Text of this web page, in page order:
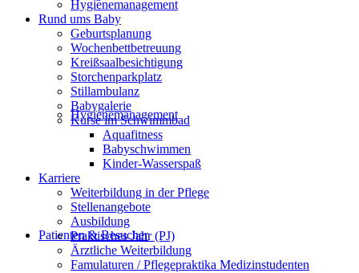
Hygienemanagement
Patienten & Besucher
Hygienemanagement
Rund ums Baby
Geburtsplanung
Wochenbettbetreuung
Kreißsaalbesichtigung
Storchenparkplatz
Stillambulanz
Babygalerie
Kurse im Schwimmbad
Aquafitness
Babyschwimmen
Kinder-Wasserspaß
Karriere
Weiterbildung in der Pflege
Stellenangebote
Ausbildung
Praktisches Jahr (PJ)
Ärztliche Weiterbildung
Famulaturen / Pflegepraktika Medizinstudenten